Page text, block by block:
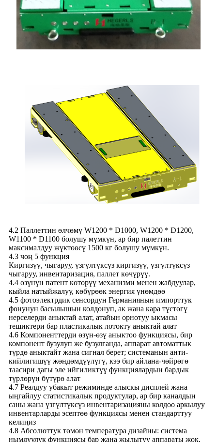
4.2 Паллеттин өлчөмү W1200 * D1000, W1200 * D1200,
W1100 * D1100 болушу мүмкүн, ар бир палеттин
максималдуу жүктөөсү 1500 кг болушу мүмкүн.
4.3 чоң 5 функция
Киргизүү, чыгаруу, үзгүлтүксүз киргизүү, үзгүлтүксүз
чыгаруу, инвентаризация, паллет көчүрүү.
4.4 өзүнүн патент көтөрүү механизми менен жабдуулар,
кыйла натыйжалуу, көбүрөөк энергия үнөмдөө
4.5 фотоэлектрдик сенсордун Германиянын импорттук
фонунун басылышын колдонуп, ак жана кара түстөгү
нерселерди аныктай алат, атайын орнотуу ыкмасы
тешиктери бар пластикалык лотокту аныктай алат
4.6 Компоненттерди өзүн-өзү аныктоо функциясы, бир
компонент бузулуп же бузулганда, аппарат автоматтык
түрдө аныктайт жана сигнал берет; системанын анти-
кийлигишүү жөндөмдүүлүгү, кээ бир айлана-чөйрөгө
таасири дагы эле ийгиликтүү функциялардын бардык
түрлөрүн бүтүрө алат
4.7 Реалдуу убакыт режиминде алыскы дисплей жана
ыңгайлуу статистикалык продуктулар, ар бир каналдын
саны жана үзгүлтүксүз инвентаризацияны колдоо аркылуу
инвентарларды эсептөө функциясы менен стандарттуу
келиңиз
4.8 Абсолюттук төмөн температура дизайны: система
нымдуулук функциясы бар жана жылытуу аппараты жок,